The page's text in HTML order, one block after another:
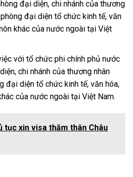
đại diện, chi nhánh của thương
đại diện tổ chức kinh tế, văn
khác của nước ngoài tại Việt
với tổ chức phi chính phủ nước
chi nhánh của thương nhân
đại diện tổ chức kinh tế, văn hóa,
của nước ngoài tại Việt Nam.
tục xin visa thăm thân Châu